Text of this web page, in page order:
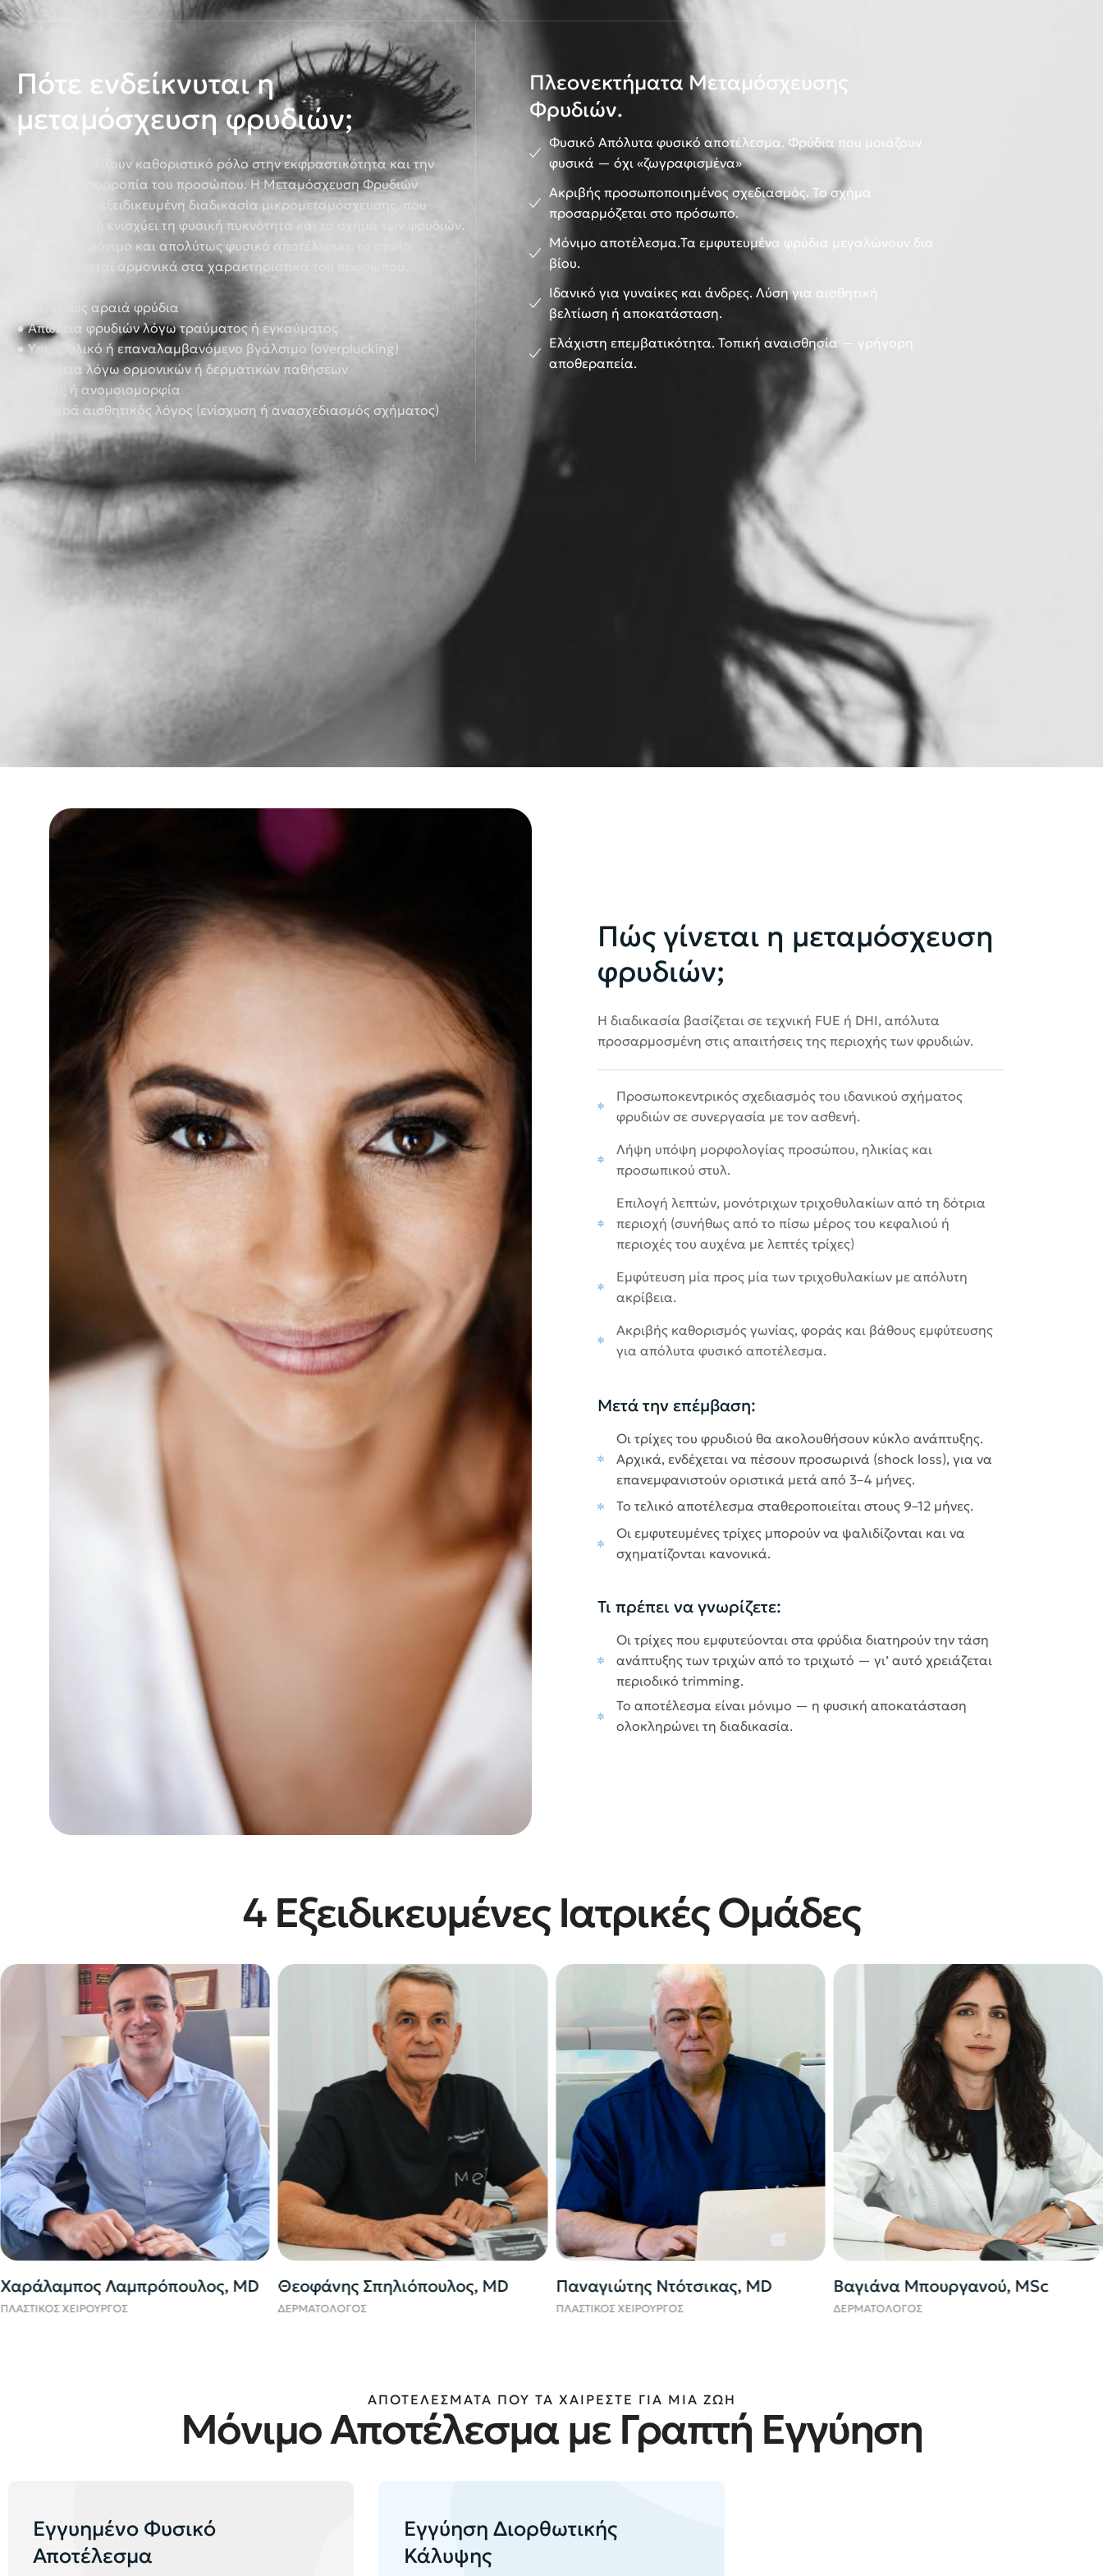
Πότε ενδείκνυται η
μεταμόσχευση φρυδιών;
Τα φρύδια παίζουν καθοριστικό ρόλο στην εκφραστικότητα και την
αισθητική ισορροπία του προσώπου. Η Μεταμόσχευση Φρυδιών
αποτελεί μια εξειδικευμένη διαδικασία μικρομεταμόσχευσης, που
αποκαθιστά ή ενισχύει τη φυσική πυκνότητα και το σχήμα των φρυδιών.
Προσφέρει μόνιμο και απολύτως φυσικό αποτέλεσμα, το οποίο
ενσωματώνεται αρμονικά στα χαρακτηριστικά του προσώπου.
Συγγενώς αραιά φρύδια
●Απώλεια φρυδιών λόγω τραύματος ή εγκαύματος
●Υπερβολικό ή επαναλαμβανόμενο βγάλσιμο (overplucking)
Απώλεια λόγω ορμονικών ή δερματικών παθήσεων
Ουλές ή ανομοιομορφία
Καθαρά αισθητικός λόγος (ενίσχυση ή ανασχεδιασμός σχήματος)
Πλεονεκτήματα Μεταμόσχευσης
Φρυδιών.
Φυσικό Απόλυτα φυσικό αποτέλεσμα. Φρύδια που μοιάζουν
φυσικά — όχι «ζωγραφισμένα»
Ακριβής προσωποποιημένος σχεδιασμός. Το σχήμα
προσαρμόζεται στο πρόσωπο.
Μόνιμο αποτέλεσμα.Τα εμφυτευμένα φρύδια μεγαλώνουν δια
βίου.
Ιδανικό για γυναίκες και άνδρες. Λύση για αισθητική
βελτίωση ή αποκατάσταση.
Ελάχιστη επεμβατικότητα. Τοπική αναισθησία — γρήγορη
αποθεραπεία.
Πώς γίνεται η μεταμόσχευση
φρυδιών;
Η διαδικασία βασίζεται σε τεχνική FUE ή DHI, απόλυτα
προσαρμοσμένη στις απαιτήσεις της περιοχής των φρυδιών.
Προσωποκεντρικός σχεδιασμός του ιδανικού σχήματος
φρυδιών σε συνεργασία με τον ασθενή.
Λήψη υπόψη μορφολογίας προσώπου, ηλικίας και
προσωπικού στυλ.
Επιλογή λεπτών, μονότριχων τριχοθυλακίων από τη δότρια
περιοχή (συνήθως από το πίσω μέρος του κεφαλιού ή
περιοχές του αυχένα με λεπτές τρίχες)
Εμφύτευση μία προς μία των τριχοθυλακίων με απόλυτη
ακρίβεια.
Ακριβής καθορισμός γωνίας, φοράς και βάθους εμφύτευσης
για απόλυτα φυσικό αποτέλεσμα.
Μετά την επέμβαση:
Οι τρίχες του φρυδιού θα ακολουθήσουν κύκλο ανάπτυξης.
Αρχικά, ενδέχεται να πέσουν προσωρινά (shock loss), για να
επανεμφανιστούν οριστικά μετά από 3–4 μήνες.
Το τελικό αποτέλεσμα σταθεροποιείται στους 9–12 μήνες.
Οι εμφυτευμένες τρίχες μπορούν να ψαλιδίζονται και να
σχηματίζονται κανονικά.
Τι πρέπει να γνωρίζετε:
Οι τρίχες που εμφυτεύονται στα φρύδια διατηρούν την τάση
ανάπτυξης των τριχών από το τριχωτό — γι’ αυτό χρειάζεται
περιοδικό trimming.
Το αποτέλεσμα είναι μόνιμο — η φυσική αποκατάσταση
ολοκληρώνει τη διαδικασία.
4 Εξειδικευμένες Ιατρικές Ομάδες
Θεοφάνης Σπηλιόπουλος, MD
ΔΕΡΜΑΤΟΛΟΓΟΣ
Παναγιώτης Ντότσικας, MD
ΠΛΑΣΤΙΚΟΣ ΧΕΙΡΟΥΡΓΟΣ
Βαγιάνα Μπουργανού, MSc
ΔΕΡΜΑΤΟΛΟΓΟΣ
Φώτιος Βασιλείου, MD
ΠΛΑΣΤΙΚΟΣ ΧΕΙΡΟΥΡΓΟΣ
ΑΠΟΤΕΛΕΣΜΑΤΑ ΠΟΥ ΤΑ ΧΑΙΡΕΣΤΕ ΓΙΑ ΜΙΑ ΖΩΗ
Μόνιμο Αποτέλεσμα με Γραπτή Εγγύηση
Εγγυημένο Φυσικό
Αποτέλεσμα
Εγγύηση Διορθωτικής
Κάλυψης